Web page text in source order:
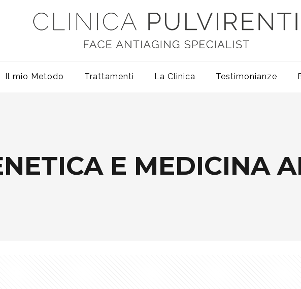
Il mio Metodo Trattamenti La Clinica Testimonianze
E MEDICINA